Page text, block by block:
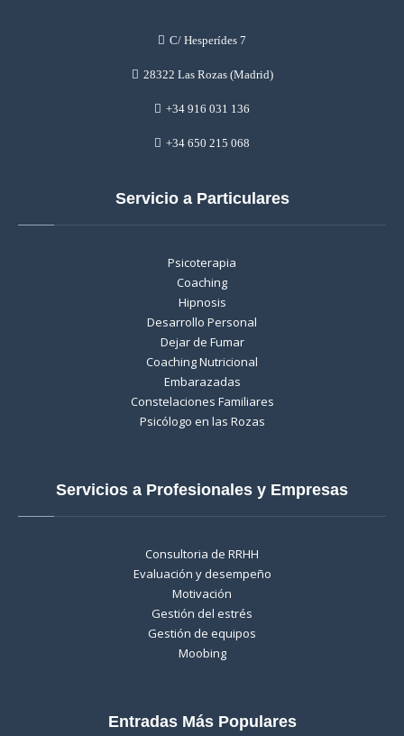
C/ Hesperídes 7
28322 Las Rozas (Madrid)
+34 916 031 136
+34 650 215 068
Servicio a Particulares
Psicoterapia
Coaching
Hipnosis
Desarrollo Personal
Dejar de Fumar
Coaching Nutricional
Embarazadas
Constelaciones Familiares
Psicólogo en las Rozas
Servicios a Profesionales y Empresas
Consultoria de RRHH
Evaluación y desempeño
Motivación
Gestión del estrés
Gestión de equipos
Moobing
Entradas Más Populares